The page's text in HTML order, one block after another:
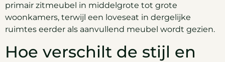
primair zitmeubel in middelgrote tot grote
woonkamers, terwijl een loveseat in dergelijke
ruimtes eerder als aanvullend meubel wordt gezien.
Hoe verschilt de stijl en